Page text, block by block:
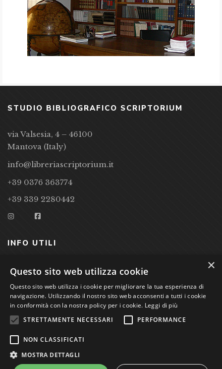
STUDIO BIBLIOGRAFICO SCRIPTORIUM
via Valsesia, 4 – 46100
Mantova (Italy)
info@libreriascriptorium.it
+39 0376 363774
+39 339 2280442
INFO UTILI
CONDIZIONI DI VENDITA
PRIVACY POLICY
COOKIE POLICY
Studio Bibliografico Scriptorium Dott.ssa Sara Bassi VAT
nr. 01744000207
×
Questo sito web utilizza cookie
Questo sito web utilizza i cookie per migliorare la tua esperienza di
navigazione. Utilizzando il nostro sito web acconsenti a tutti i cookie
in conformità con la nostra policy per i cookie. Leggi di più
STRETTAMENTE NECESSARI
PERFORMANCE
NON CLASSIFICATI
MOSTRA DETTAGLI